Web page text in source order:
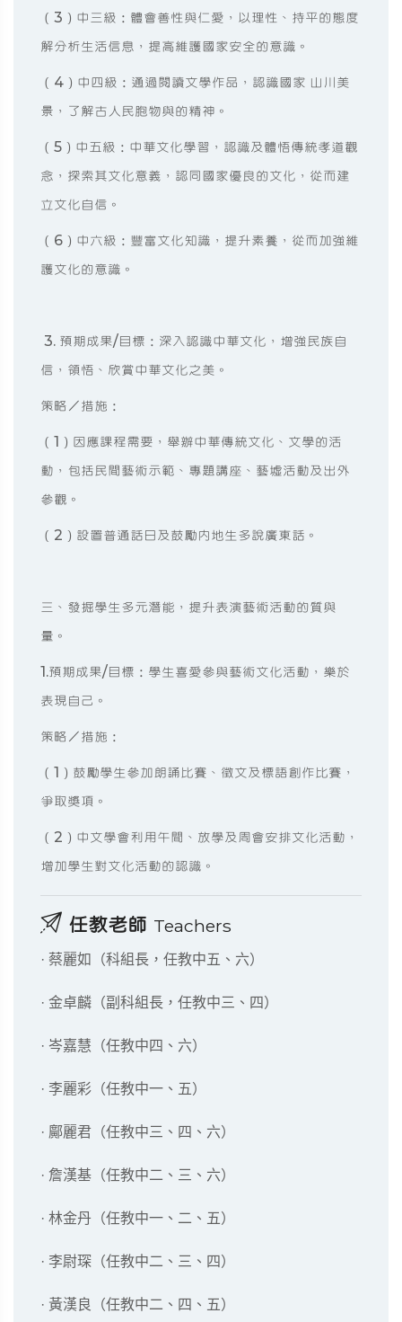
（3）中三級：體會善性與仁愛，以理性、持平的態度
解分析生活信息，提高維護國家安全的意識。
（4）中四級：通過閱讀文學作品，認識國家 山川美
景，了解古人民胞物與的精神。
（5）中五級：中華文化學習，認識及體悟傳統孝道觀
念，探索其文化意義，認同國家優良的文化，從而建
立文化自信。
（6）中六級：豐富文化知識，提升素養，從而加強維
護文化的意識。
3. 預期成果/目標：深入認識中華文化，增強民族自
信，領悟、欣賞中華文化之美。
策略／措施：
（1）因應課程需要，舉辦中華傳統文化、文學的活
動，包括民間藝術示範、專題講座、藝墟活動及出外
參觀。
（2）設置普通話日及鼓勵內地生多說廣東話。
三、發掘學生多元潛能，提升表演藝術活動的質與
量。
1.預期成果/目標：學生喜愛參與藝術文化活動，樂於
表現自己。
策略／措施：
（1）鼓勵學生參加朗誦比賽、徵文及標語創作比賽，
爭取獎項。
（2）中文學會利用午間、放學及周會安排文化活動，
增加學生對文化活動的認識。
任教老師 Teachers
· 蔡麗如（科組長，任教中五、六）
· 金卓麟（副科組長，任教中三、四）
· 岑嘉慧（任教中四、六）
· 李麗彩（任教中一、五）
· 鄺麗君（任教中三、四、六）
· 詹漢基（任教中二、三、六）
· 林金丹（任教中一、二、五）
· 李尉琛（任教中二、三、四）
· 黃漢良（任教中二、四、五）